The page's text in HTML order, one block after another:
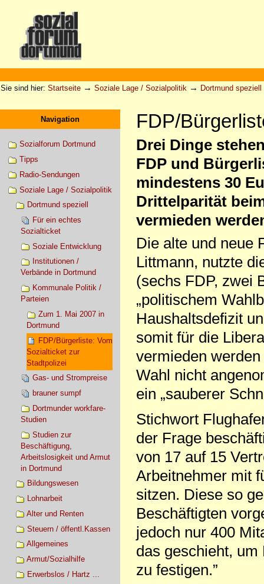
Werkzeuge
Sie sind hier: Startseite → Soziale Lage / Sozialpolitik → Dortmund speziell
Navigation
Sozialforum Dortmund
Tipps
Radio-Sendungen
Soziale Lage / Sozialpolitik
Dortmund speziell
Für ein echtes
Sozialticket
Soziale Entwicklung
Institutionen /
Verbände in Dortmund
Kommunale Politik /
Parteien
Zum 1. Mai 2007 in
Dortmund
FDP/Bürgerliste: Vom
Sozialticket zur
Stadtpolizei
Gas- und Strompreise
brauner sumpf
Dortmunder workfare-
Studien
Studien zur
Beschäftigung,
Arbeitslosigkeit und Armut
in Dortmund
Bildungswesen
Lohnarbeit
Alter und Renten
Steuern / öffentl.Kassen
Allgemeines
Armut/Sozialhilfe
Erwerbslos / Hartz ...
FDP/
Drei Dinge
FDP und
mindestens 30
Drittelparität
vermieden
Die alte und neue
Littmann, nutzte
(sechs FDP, zwei
„politischem
Haushaltsdefizit
somit für die
vermieden
Wahl nicht
ein „sauberer
Stichwort
der Frage
von 17 auf 15
Arbeitnehmer mit
sitzen. Diese so
Beschäftigten
jedoch nur 400
das geschieht,
zu festigen.”